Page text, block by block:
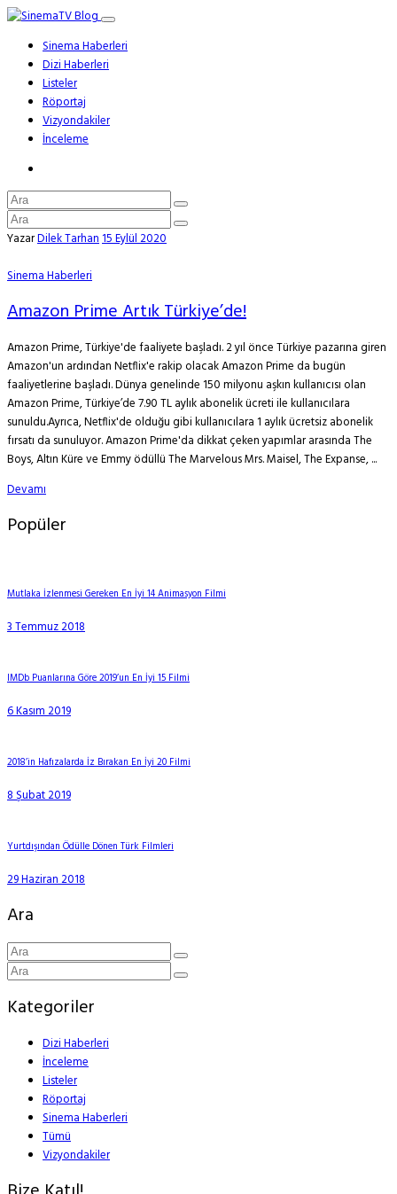
Sinema Haberleri
Dizi Haberleri
Listeler
Röportaj
Vizyondakiler
İnceleme
YazarDilek Tarhan15 Eylül 2020
Sinema Haberleri
Amazon Prime Artık Türkiye’de!
Amazon Prime, Türkiye'de faaliyete başladı. 2 yıl önce Türkiye pazarına giren
Amazon'un ardından Netflix'e rakip olacak Amazon Prime da bugün
faaliyetlerine başladı. Dünya genelinde 150 milyonu aşkın kullanıcısı olan
Amazon Prime, Türkiye’de 7.90 TL aylık abonelik ücreti ile kullanıcılara
sunuldu.Ayrıca, Netflix'de olduğu gibi kullanıcılara 1 aylık ücretsiz abonelik
fırsatı da sunuluyor. Amazon Prime'da dikkat çeken yapımlar arasında The
Boys, Altın Küre ve Emmy ödüllü The Marvelous Mrs. Maisel, The Expanse, ...
Devamı
Popüler
Mutlaka İzlenmesi Gereken En İyi 14 Animasyon Filmi
3 Temmuz 2018
IMDb Puanlarına Göre 2019’un En İyi 15 Filmi
6 Kasım 2019
2018’in Hafızalarda İz Bırakan En İyi 20 Filmi
8 Şubat 2019
Yurtdışından Ödülle Dönen Türk Filmleri
29 Haziran 2018
Ara
Kategoriler
Dizi Haberleri
İnceleme
Listeler
Röportaj
Sinema Haberleri
Tümü
Vizyondakiler